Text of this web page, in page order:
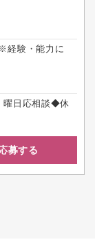
経験・能力に
日応相談◆休
募する